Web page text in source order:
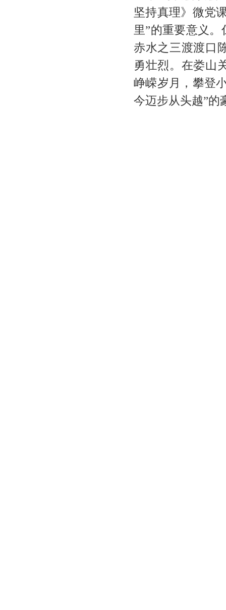
坚持真理》微党
里”的重要意义
赤水之三渡渡口
勇壮烈。在娄山
峥嵘岁月，攀登
今迈步从头越”的